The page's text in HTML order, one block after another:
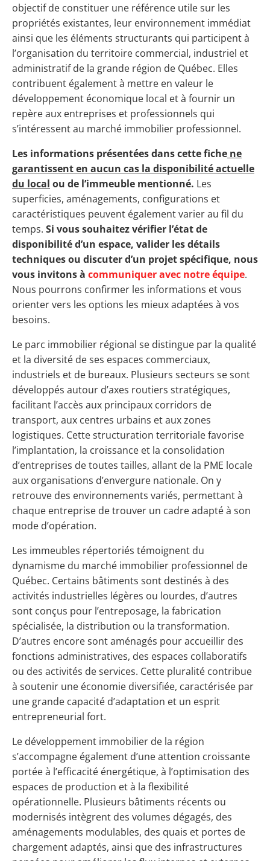
objectif de constituer une référence utile sur les
propriétés existantes, leur environnement immédiat
ainsi que les éléments structurants qui participent à
l’organisation du territoire commercial, industriel et
administratif de la grande région de Québec. Elles
contribuent également à mettre en valeur le
développement économique local et à fournir un
repère aux entreprises et professionnels qui
s’intéressent au marché immobilier professionnel.
Les informations présentées dans cette fiche ne
garantissent en aucun cas la disponibilité actuelle
du local ou de l’immeuble mentionné. Les
superficies, aménagements, configurations et
caractéristiques peuvent également varier au fil du
temps. Si vous souhaitez vérifier l’état de
disponibilité d’un espace, valider les détails
techniques ou discuter d’un projet spécifique, nous
vous invitons à communiquer avec notre équipe.
Nous pourrons confirmer les informations et vous
orienter vers les options les mieux adaptées à vos
besoins.
Le parc immobilier régional se distingue par la qualité
et la diversité de ses espaces commerciaux,
industriels et de bureaux. Plusieurs secteurs se sont
développés autour d’axes routiers stratégiques,
facilitant l’accès aux principaux corridors de
transport, aux centres urbains et aux zones
logistiques. Cette structuration territoriale favorise
l’implantation, la croissance et la consolidation
d’entreprises de toutes tailles, allant de la PME locale
aux organisations d’envergure nationale. On y
retrouve des environnements variés, permettant à
chaque entreprise de trouver un cadre adapté à son
mode d’opération.
Les immeubles répertoriés témoignent du
dynamisme du marché immobilier professionnel de
Québec. Certains bâtiments sont destinés à des
activités industrielles légères ou lourdes, d’autres
sont conçus pour l’entreposage, la fabrication
spécialisée, la distribution ou la transformation.
D’autres encore sont aménagés pour accueillir des
fonctions administratives, des espaces collaboratifs
ou des activités de services. Cette pluralité contribue
à soutenir une économie diversifiée, caractérisée par
une grande capacité d’adaptation et un esprit
entrepreneurial fort.
Le développement immobilier de la région
s’accompagne également d’une attention croissante
portée à l’efficacité énergétique, à l’optimisation des
espaces de production et à la flexibilité
opérationnelle. Plusieurs bâtiments récents ou
modernisés intègrent des volumes dégagés, des
aménagements modulables, des quais et portes de
chargement adaptés, ainsi que des infrastructures